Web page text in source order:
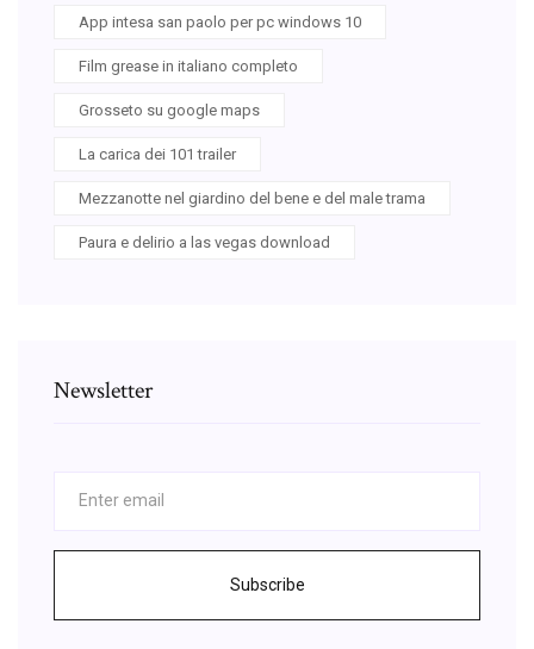
App intesa san paolo per pc windows 10
Film grease in italiano completo
Grosseto su google maps
La carica dei 101 trailer
Mezzanotte nel giardino del bene e del male trama
Paura e delirio a las vegas download
Newsletter
Subscribe